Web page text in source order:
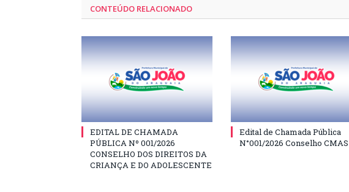
CONTEÚDO RELACIONADO
EDITAL DE CHAMADA
PÚBLICA Nº 001/2026
CONSELHO DOS DIREITOS DA
CRIANÇA E DO ADOLESCENTE
Edital de Chamada Pública
N°001/2026 Conselho CMAS